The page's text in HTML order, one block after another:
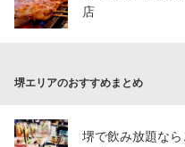
店
堺エリアのおすすめまとめ
堺で飲み放題な